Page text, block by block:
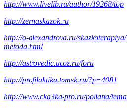
http://www.livelib.ru/author/19268/top
http://zernaskazok.ru
http://o-alexandrova.ru/
metoda.html
http://astrovedic.ucoz.ru/foru
http://profilaktika.tomsk.ru/?p=4081
http://www.cka3ka-pro.ru/poliana/